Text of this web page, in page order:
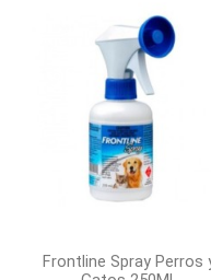
Frontline Spray Perros